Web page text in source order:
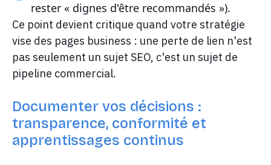
rester « dignes d'être recommandés »).
Ce point devient critique quand votre stratégie
vise des pages business : une perte de lien n'est
pas seulement un sujet SEO, c'est un sujet de
pipeline commercial.
Documenter vos décisions :
transparence, conformité et
apprentissages continus